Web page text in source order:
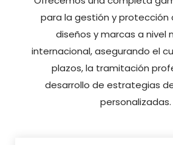
para la gestión y
diseños y marcas a nivel
internacional, asegurando el
plazos, la tramitación
desarrollo de estrategias
personalizadas.